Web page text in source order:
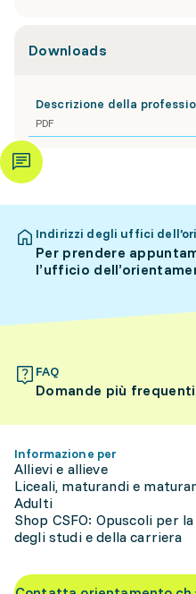
Downloads
Descrizione della
PDF
Indirizzi degli uffici
Per prendere
l’ufficio
FAQ
Domande più frequenti
Informazione per
Allievi e allieve
Liceali, maturandi e
Adulti
Shop CSFO: Opuscoli per
degli studi e della carriera